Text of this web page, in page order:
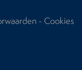
-Cookies